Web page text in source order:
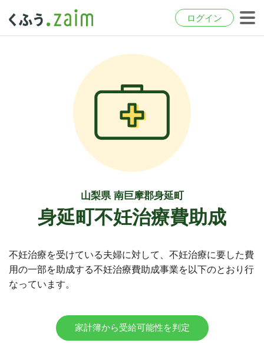
ログイン
山梨県 南巨摩郡身延町
身延町不妊治療費助成
不妊治療を受けている夫婦に対して、不妊治療に要した費
用の一部を助成する不妊治療費助成事業を以下のとおり行
なっています。
家計簿から受給可能性を判定